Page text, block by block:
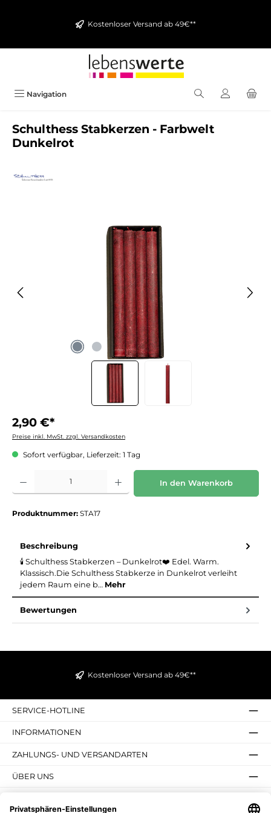
Kostenloser Versand ab 49€**
Navigation
Schulthess Stabkerzen - Farbwelt
Dunkelrot
Bildergalerie überspringen
2,90 €*
Preise inkl. MwSt. zzgl. Versandkosten
Sofort verfügbar, Lieferzeit: 1 Tag
Produkt Anzahl: Gib den gewünschten Wert ein oder benutze die Schaltflächen um
In den Warenkorb
Produktnummer: STA17
Beschreibung
🕯️ Schulthess Stabkerzen – Dunkelrot❤️ Edel. Warm.
Klassisch.Die Schulthess Stabkerze in Dunkelrot verleiht
jedem Raum eine b… Mehr
Bewertungen
Kostenloser Versand ab 49€**
SERVICE-HOTLINE
INFORMATIONEN
ZAHLUNGS- UND VERSANDARTEN
ÜBER UNS